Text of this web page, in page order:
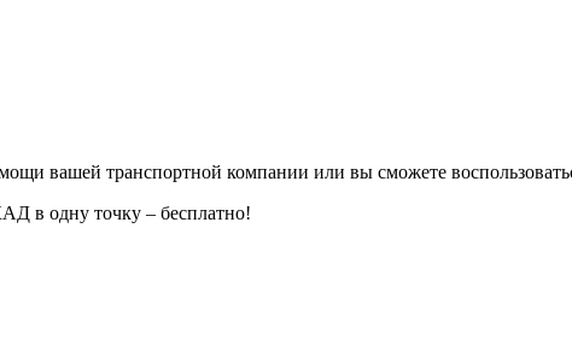
вашей транспортной компании или вы сможете
в одну точку – бесплатно!